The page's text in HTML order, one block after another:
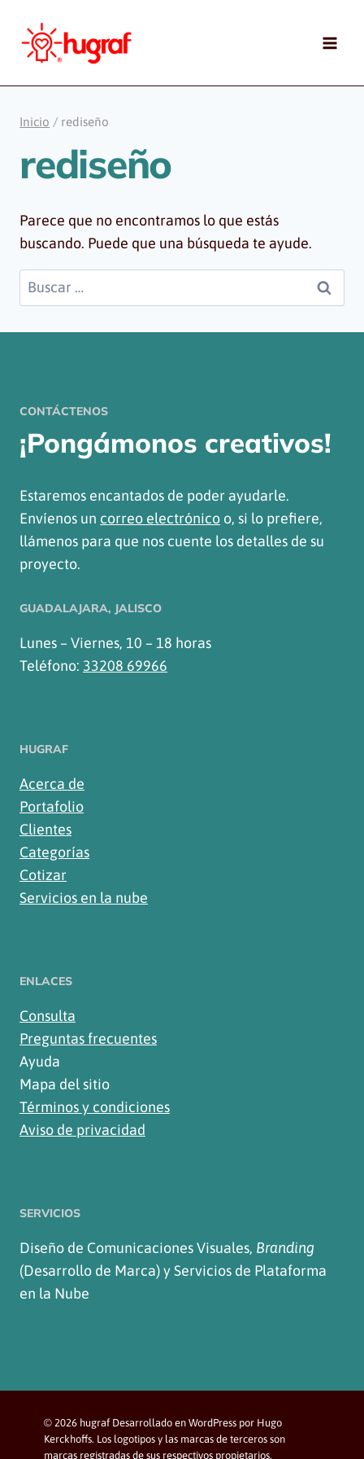
contenido
Inicio / rediseño
rediseño
Parece que no encontramos lo que estás
buscando. Puede que una búsqueda te ayude.
Buscar:
CONTÁCTENOS
¡Pongámonos creativos!
Estaremos encantados de poder ayudarle.
Envíenos un correo electrónico o, si lo prefiere,
llámenos para que nos cuente los detalles de su
proyecto.
GUADALAJARA, JALISCO
Lunes – Viernes, 10 – 18 horas
Teléfono: 33208 69966
HUGRAF
Acerca de
Portafolio
Clientes
Categorías
Cotizar
Servicios en la nube
ENLACES
Consulta
Preguntas frecuentes
Ayuda
Mapa del sitio
Términos y condiciones
Aviso de privacidad
SERVICIOS
Diseño de Comunicaciones Visuales, Branding
(Desarrollo de Marca) y Servicios de Plataforma
en la Nube
© 2026 hugraf Desarrollado en WordPress por Hugo
Kerckhoffs. Los logotipos y las marcas de terceros son
marcas registradas de sus respectivos propietarios.